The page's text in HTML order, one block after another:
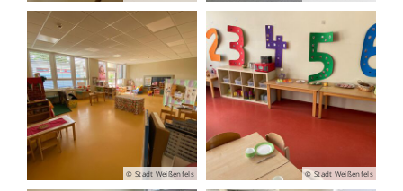
© Stadt Weißenfels © Stadt Weißenfels